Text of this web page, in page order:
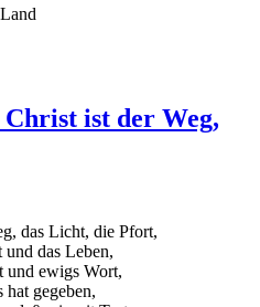
Christ ist der Weg,
das Licht, die Pfort,
und das Leben,
und ewigs Wort,
hat gegeben,